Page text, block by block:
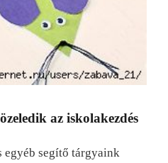
az iskolakezdés
egyéb segítő tárgyaink